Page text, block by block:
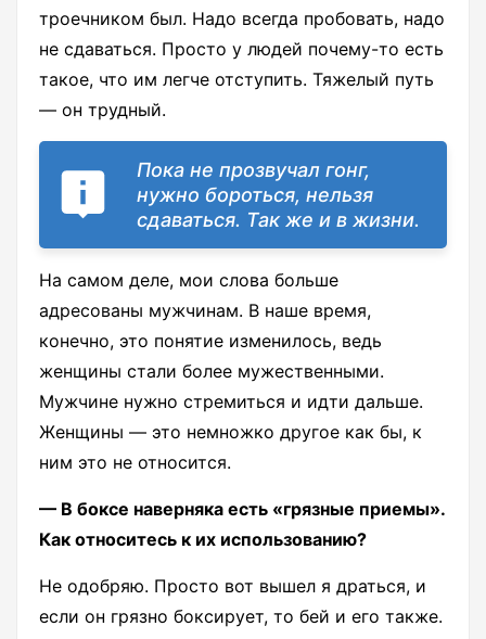
троечником был. Надо всегда пробовать, надо
не сдаваться. Просто у людей почему-то есть
такое, что им легче отступить. Тяжелый путь
— он трудный.
Пока не прозвучал гонг,
нужно бороться, нельзя
сдаваться. Так же и в жизни.
На самом деле, мои слова больше
адресованы мужчинам. В наше время,
конечно, это понятие изменилось, ведь
женщины стали более мужественными.
Мужчине нужно стремиться и идти дальше.
Женщины — это немножко другое как бы, к
ним это не относится.
— В боксе наверняка есть «грязные приемы».
Как относитесь к их использованию?
Не одобряю. Просто вот вышел я драться, и
если он грязно боксирует, то бей и его также.